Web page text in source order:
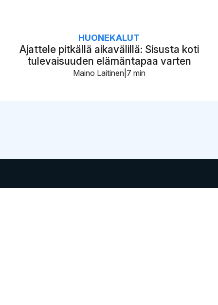
Ajattele pitkällä aikavälillä: Sisusta koti
tulevaisuuden elämäntapaa varten
HUONEKALUT
7 min
Maino Laitinen